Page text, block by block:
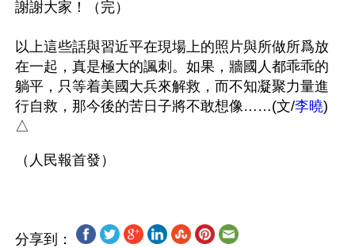
謝謝大家！（完）
以上這些話與習近平在現場上的照片與所做所爲放
在一起，真是極大的諷刺。如果，牆國人都乖乖的
躺平，只等着美國大兵來解救，而不知凝聚力量進
行自救，那今後的苦日子將不敢想像……(文/李曉)
△
分享到：